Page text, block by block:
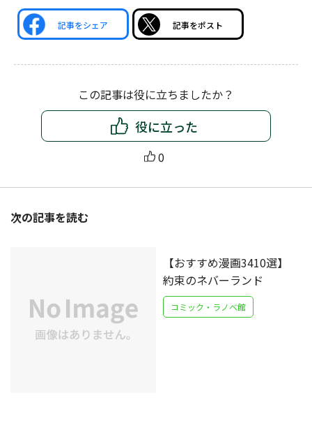
記事をシェア 記事をポスト
この記事は役に立ちましたか？
役に立った
0
次の記事を読む
【おすすめ漫画3410選】
約束のネバーランド
コミック・ラノベ館